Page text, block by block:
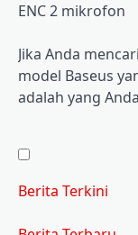
ENC 2 mikrofon
Jika Anda
model Baseus
adalah yang
Berita Terkini